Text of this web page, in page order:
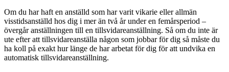
Om du har haft en anställd som har varit vikarie eller allmän
visstidsanställd hos dig i mer än två år under en femårsperiod –
övergår anställningen till en tillsvidareanställning. Så om du inte är
ute efter att tillsvidareanställa någon som jobbar för dig så måste du
ha koll på exakt hur länge de har arbetat för dig för att undvika en
automatisk tillsvidareanställning.